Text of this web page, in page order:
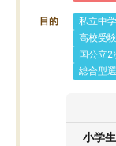
目的 私立中
高校受
国公立2
総合型
小学生